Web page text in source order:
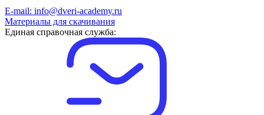
E-mail: info@dveri-academy.ru
Материалы для скачивания
Единая справочная служба: